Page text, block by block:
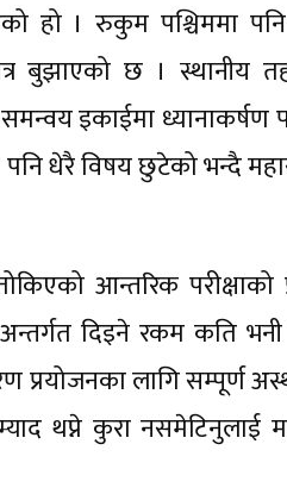
हो । रुकुम पश्चिममा
बुझाएको छ । स्थानीय
इकाईमा ध्यानाकर्षण
धेरै विषय छुटेको भन्दै
आन्तरिक
दिइने रकम कति भनी
प्रयोजनका लागि सम्पूर्ण
थप्ने कुरा नसमेटिनुलाई